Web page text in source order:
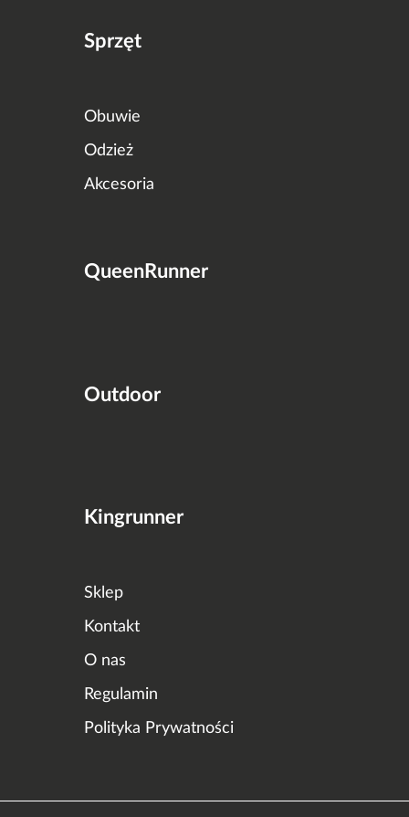
Sprzęt
Obuwie
Odzież
Akcesoria
QueenRunner
Outdoor
Kingrunner
Sklep
Kontakt
O nas
Regulamin
Polityka Prywatności